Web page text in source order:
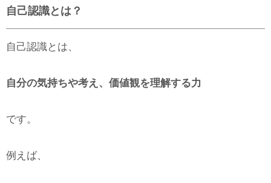
自己認識とは？
自己認識とは、
自分の気持ちや考え、価値観を理解する力
です。
例えば、